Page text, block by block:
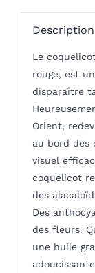
Description
Le
rouge, est
disparaître
Orient,
au bord des
visuel
coquelicot
des
Des
des fleurs.
une huile